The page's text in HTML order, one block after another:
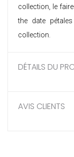
collection, le
the date
collection.
DÉTAILS DU
AVIS CLIENTS